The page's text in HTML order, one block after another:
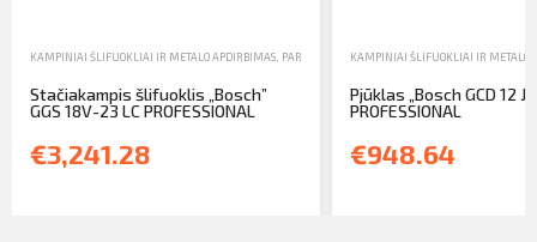
KAMPINIAI ŠLIFUOKLIAI IR METALO APDIRBIMAS PARDAVIMAS ,RANKINIAI IR ELEKTRINIAI
Stačiakampis šlifuoklis „Bosch”
GGS 18V-23 LC PROFESSIONAL
€3,241.28
KAMPINIAI ŠLIFUOKLIAI IR METALO
Pjūklas „Bosch GCD 12 JL
PROFESSIONAL
€948.64